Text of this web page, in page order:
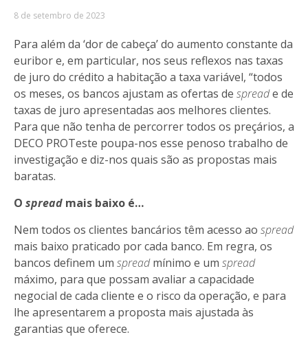
8 de setembro de 2023
Para além da ‘dor de cabeça’ do aumento constante da
euribor e, em particular, nos seus reflexos nas taxas
de juro do crédito a habitação a taxa variável, “todos
os meses, os bancos ajustam as ofertas de spreade de
taxas de juro apresentadas aos melhores clientes.
Para que não tenha de percorrer todos os preçários, a
DECO PROTeste poupa-nos esse penoso trabalho de
investigação e diz-nos quais são as propostas mais
baratas.
O spread mais baixo é…
Nem todos os clientes bancários têm acesso ao spread
mais baixo praticado por cada banco. Em regra, os
bancos definem um spreadmínimo e um spread
máximo, para que possam avaliar a capacidade
negocial de cada cliente e o risco da operação, e para
lhe apresentarem a proposta mais ajustada às
garantias que oferece.